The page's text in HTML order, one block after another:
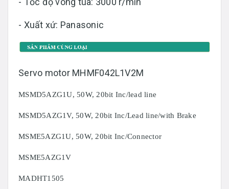
- Xuất xứ: Panasonic
Servo motor MHMF042L1V2M
MSMD5AZG1U, 50W, 20bit Inc/lead line
MSMD5AZG1V, 50W, 20bit Inc/Lead line/with Brake
MSME5AZG1U, 50W, 20bit Inc/Connector
MSME5AZG1V
MADHT1505